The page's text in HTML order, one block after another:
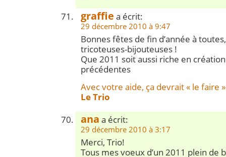
graffie a écrit:
29 décembre 2010 à 9:47
Bonnes fêtes de fin d’année à
tricoteuses-bijouteuses !
Que 2011 soit aussi riche en
précédentes
Avec votre aide, ça devrait « le faire
Le Trio
ana a écrit:
29 décembre 2010 à 3:17
Merci, Trio!
Tous mes voeux d’un 2011 plein de